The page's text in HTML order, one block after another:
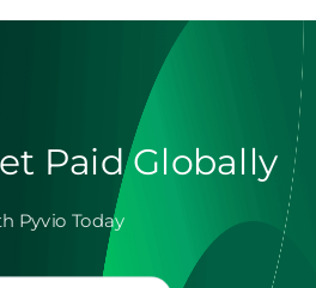
Paid Globally
Pyvio Today